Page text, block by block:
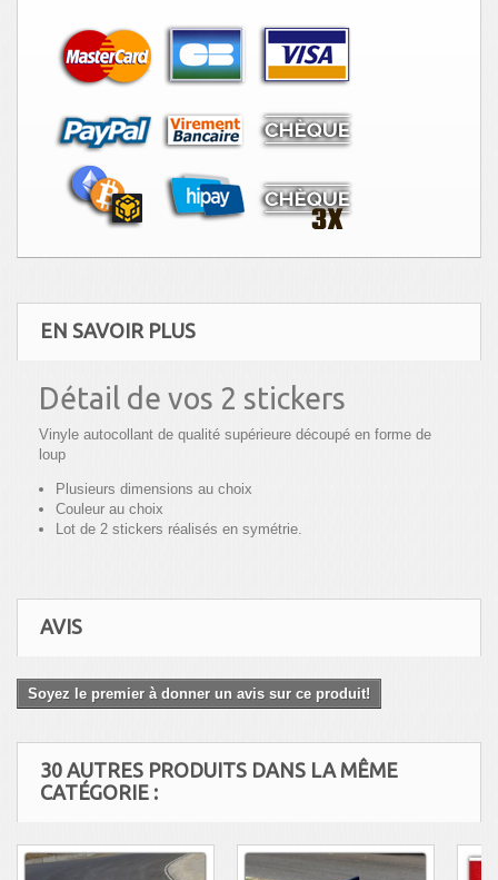
EN SAVOIR PLUS
Détail de vos 2 stickers
Vinyle autocollant de qualité supérieure découpé en forme de
loup
Plusieurs dimensions au choix
Couleur au choix
Lot de 2 stickers réalisés en symétrie.
AVIS
Soyez le premier à donner un avis sur ce produit!
30 AUTRES PRODUITS DANS LA MÊME
CATÉGORIE :